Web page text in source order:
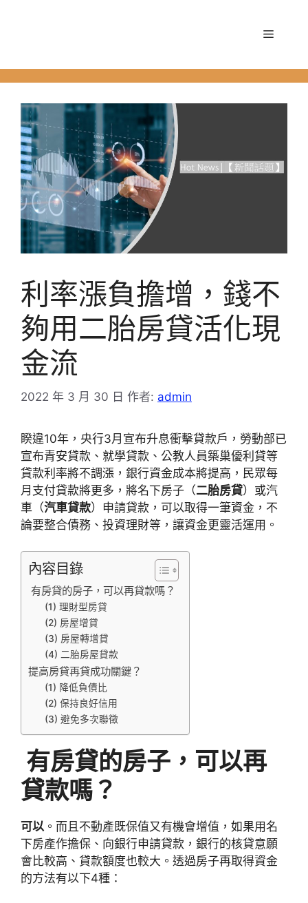
選
利率漲負擔增，錢不
夠用二胎房貸活化現
金流
2022 年 3 月 30 日 作者: admin
睽違10年，央行3月宣布升息衝擊貸款戶，勞動部已
宣布青安貸款、就學貸款、公教人員築巢優利貸等
貸款利率將不調漲，銀行資金成本將提高，民眾每
月支付貸款將更多，將名下房子（二胎房貸）或汽
車（汽車貸款）申請貸款，可以取得一筆資金，不
論要整合債務、投資理財等，讓資金更靈活運用。
內容目錄
有房貸的房子，可以再貸款嗎？
(1) 理財型房貸
(2) 房屋增貸
(3) 房屋轉增貸
(4) 二胎房屋貸款
提高房貸再貸成功關鍵？
(1) 降低負債比
(2) 保持良好信用
(3) 避免多次聯徵
有房貸的房子，可以再
貸款嗎？
可以 。而且不動產既保值又有機會增值，如果用名
下房產作擔保、向銀行申請貸款，銀行的核貸意願
會比較高、貸款額度也較大。透過房子再取得資金
的方法有以下4種：